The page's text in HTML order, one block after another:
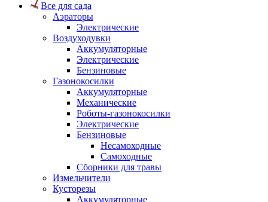
Все для сада
Аэраторы
Электрические
Воздуходувки
Аккумуляторные
Электрические
Бензиновые
Газонокосилки
Аккумуляторные
Механические
Роботы-газонокосилки
Электрические
Бензиновые
Несамоходные
Самоходные
Сборники для травы
Измельчители
Кусторезы
Аккумуляторные